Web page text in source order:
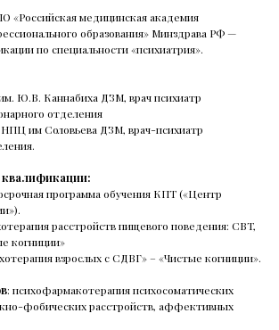
«Российская медицинская академия
образования» Минздрава РФ —
по специальности «психиатрия».
Ю.В. Каннабиха ДЗМ, врач психиатр
отделения
им Соловьева ДЗМ, врач-психиатр
программа обучения КПТ («Центр
расстройств пищевого поведения: CBT,
когниции»
взрослых с СДВГ» – «Чистые когниции».
: психофармакотерапия психосоматических
фобических расстройств, аффективных
все статьи
— это
психолог
трагедию
с потерями и травмами,
себе и близким.